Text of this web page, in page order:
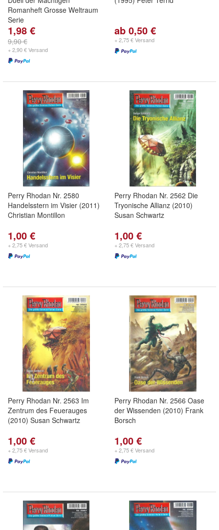
Romanheft Grosse Weltraum
Serie
1,98 €
9,90 €
+ 2,90 € Versand
ab 0,50 €
+ 2,75 € Versand
Perry Rhodan Nr. 2580
Handelsstern im Visier (2011)
Christian Montillon
1,00 €
+ 2,75 € Versand
Perry Rhodan Nr. 2562 Die
Tryonische Allianz (2010)
Susan Schwartz
1,00 €
+ 2,75 € Versand
Perry Rhodan Nr. 2563 Im
Zentrum des Feuerauges
(2010) Susan Schwartz
1,00 €
+ 2,75 € Versand
Perry Rhodan Nr. 2566 Oase
der Wissenden (2010) Frank
Borsch
1,00 €
+ 2,75 € Versand